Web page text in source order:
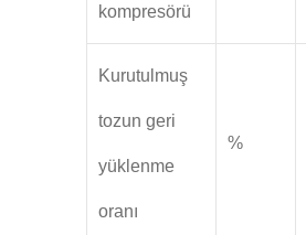
kompresörü
Kurutulmuş
tozun geri
yüklenme
oranı
%